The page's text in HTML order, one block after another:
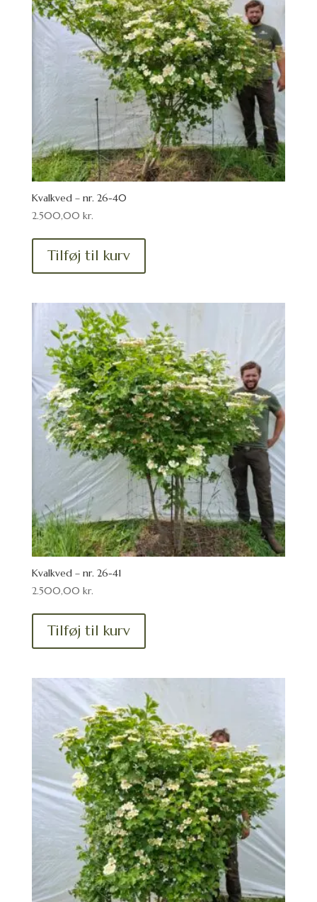
Kvalkved – nr. 26-40
2.500,00 kr.
Tilføj til kurv
Kvalkved – nr. 26-41
2.500,00 kr.
Tilføj til kurv